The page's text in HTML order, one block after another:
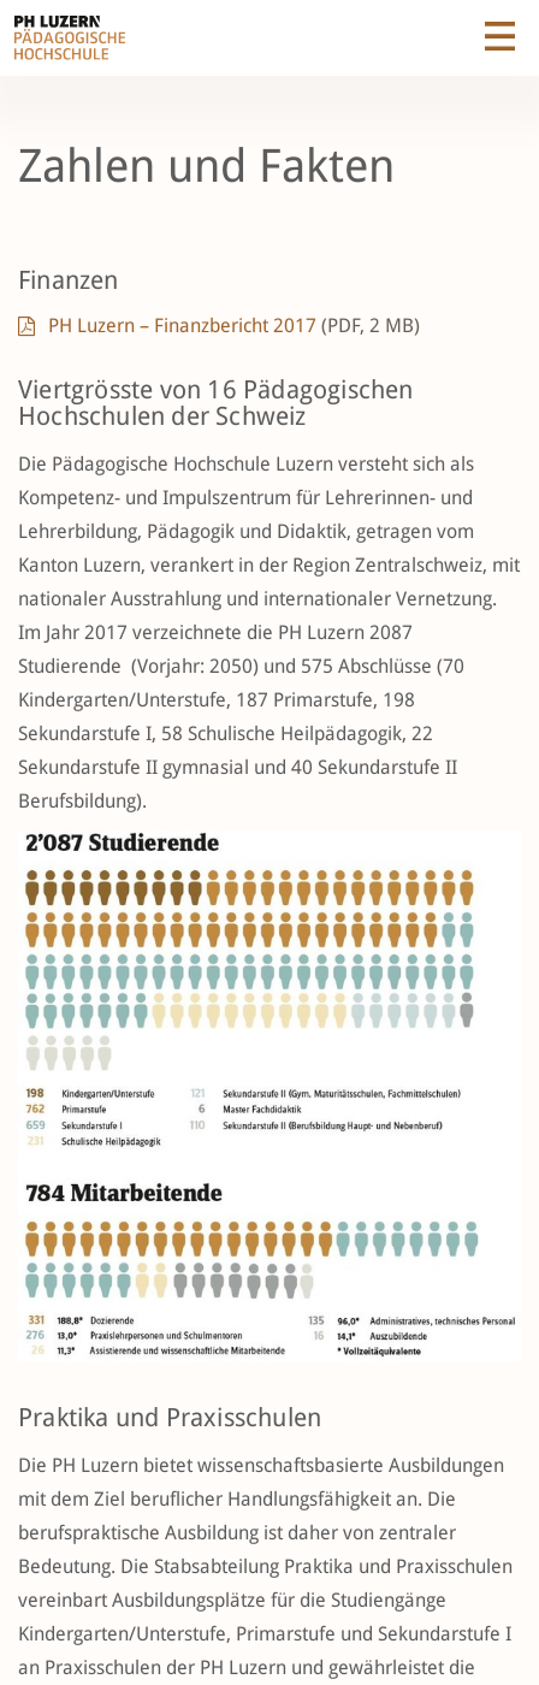
Zahlen und Fakten
Finanzen
PH Luzern – Finanzbericht 2017 (PDF, 2 MB)
Viertgrösste von 16 Pädagogischen
Hochschulen der Schweiz
Die Pädagogische Hochschule Luzern versteht sich als
Kompetenz- und Impulszentrum für Lehrerinnen- und
Lehrerbildung, Pädagogik und Didaktik, getragen vom
Kanton Luzern, verankert in der Region Zentralschweiz, mit
nationaler Ausstrahlung und internationaler Vernetzung.
Im Jahr 2017 verzeichnete die PH Luzern 2087
Studierende (Vorjahr: 2050) und 575 Abschlüsse (70
Kindergarten/Unterstufe, 187 Primarstufe, 198
Sekundarstufe I, 58 Schulische Heilpädagogik, 22
Sekundarstufe II gymnasial und 40 Sekundarstufe II
Berufsbildung).
Praktika und Praxisschulen
Die PH Luzern bietet wissenschaftsbasierte Ausbildungen
mit dem Ziel beruflicher Handlungsfähigkeit an. Die
berufspraktische Ausbildung ist daher von zentraler
Bedeutung. Die Stabsabteilung Praktika und Praxisschulen
vereinbart Ausbildungsplätze für die Studiengänge
Kindergarten/Unterstufe, Primarstufe und Sekundarstufe I
an Praxisschulen der PH Luzern und gewährleistet die